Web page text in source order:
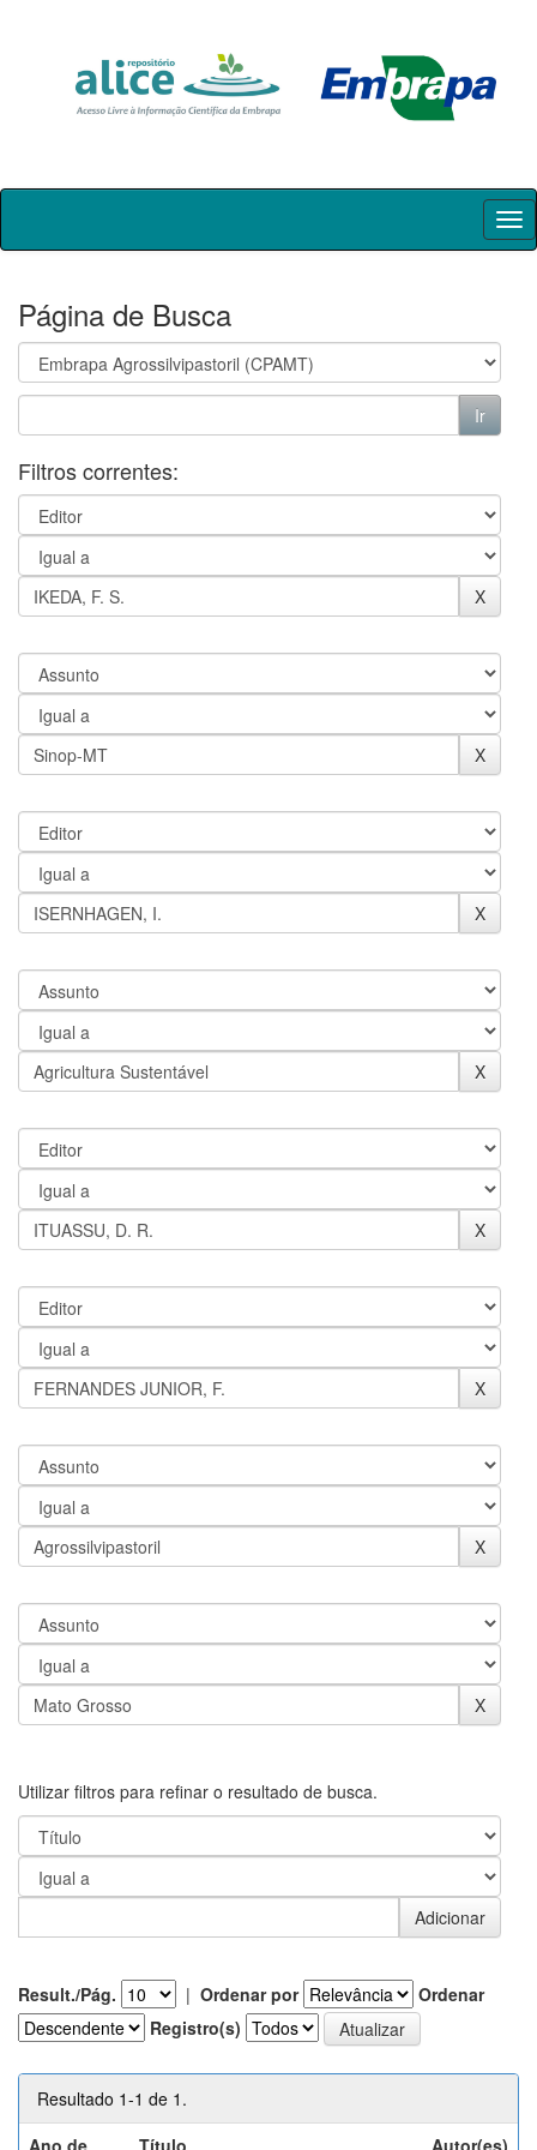
Skip
Página de Busca
Filtros correntes:
Utilizar filtros para refinar o resultado de busca.
Result./Pág. | Ordenar por
Ordenar
Registro(s)
Resultado 1-1 de 1.
Ano de
Título Autor(es)